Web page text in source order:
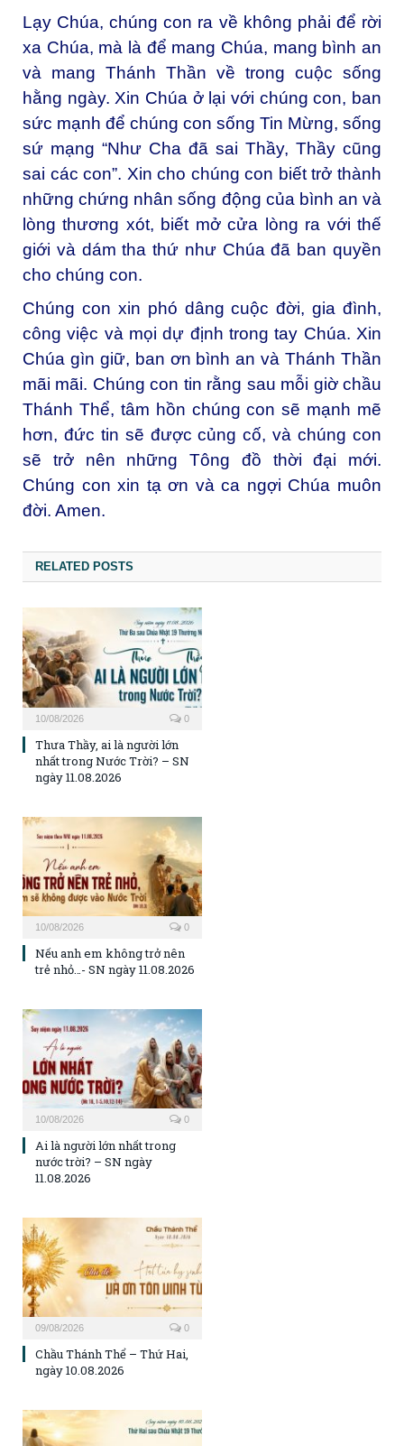
Lạy Chúa, chúng con ra về không phải để rời
xa Chúa, mà là để mang Chúa, mang bình an
và mang Thánh Thần về trong cuộc sống
hằng ngày. Xin Chúa ở lại với chúng con, ban
sức mạnh để chúng con sống Tin Mừng, sống
sứ mạng “Như Cha đã sai Thầy, Thầy cũng
sai các con”. Xin cho chúng con biết trở thành
những chứng nhân sống động của bình an và
lòng thương xót, biết mở cửa lòng ra với thế
giới và dám tha thứ như Chúa đã ban quyền
cho chúng con.
Chúng con xin phó dâng cuộc đời, gia đình,
công việc và mọi dự định trong tay Chúa. Xin
Chúa gìn giữ, ban ơn bình an và Thánh Thần
mãi mãi. Chúng con tin rằng sau mỗi giờ chầu
Thánh Thể, tâm hồn chúng con sẽ mạnh mẽ
hơn, đức tin sẽ được củng cố, và chúng con
sẽ trở nên những Tông đồ thời đại mới.
Chúng con xin tạ ơn và ca ngợi Chúa muôn
đời. Amen.
RELATED POSTS
10/08/2026 0
Thưa Thầy, ai là người lớn
nhất trong Nước Trời? – SN
ngày 11.08.2026
10/08/2026 0
Nếu anh em không trở nên
trẻ nhỏ…- SN ngày 11.08.2026
10/08/2026 0
Ai là người lớn nhất trong
nước trời? – SN ngày
11.08.2026
09/08/2026 0
Chầu Thánh Thể – Thứ Hai,
ngày 10.08.2026